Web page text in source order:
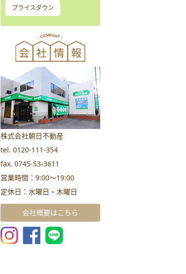
プライスダウン
株式会社朝日不動産
tel. 0120-111-354
fax. 0745-53-3611
営業時間：9:00～19:00
定休日：水曜日・木曜日
会社概要はこちら